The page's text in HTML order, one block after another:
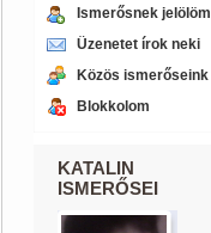
Ismerősnek jelölöm
Üzenetet írok neki
Közös ismerőseink
Blokkolom
KATALIN
ISMERŐSEI